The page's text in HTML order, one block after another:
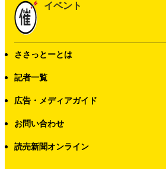
イベント
ささっとーとは
記者一覧
広告・メディアガイド
お問い合わせ
読売新聞オンライン